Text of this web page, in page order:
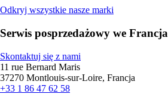
Odkryj wszystkie nasze marki
Serwis posprzedażowy we Francja
Skontaktuj się z nami
11 rue Bernard Maris
37270 Montlouis-sur-Loire, Francja
+33 1 86 47 62 58